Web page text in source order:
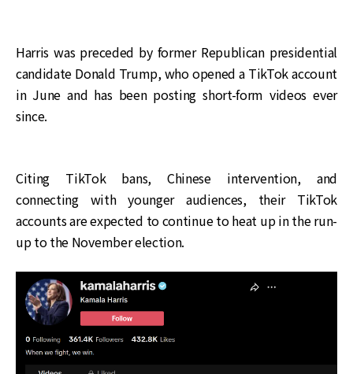
Harris was preceded by former Republican presidential
candidate Donald Trump, who opened a TikTok account
in June and has been posting short-form videos ever
since.
Citing TikTok bans, Chinese intervention, and
connecting with younger audiences, their TikTok
accounts are expected to continue to heat up in the run-
up to the November election.